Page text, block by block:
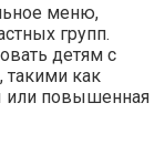
меню,
групп.
детям с
как
или повышенная